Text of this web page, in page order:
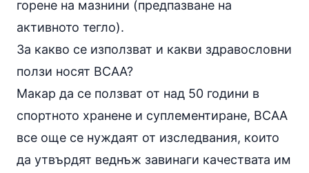
горене на мазнини (предпазване на
активното тегло).
За какво се използват и какви здравословни
ползи носят BCAA?
Макар да се ползват от над 50 години в
спортното хранене и суплементиране, BCAA
все още се нуждаят от изследвания, които
да утвърдят веднъж завинаги качествата им